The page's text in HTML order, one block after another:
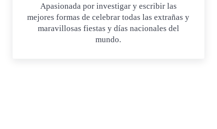
Apasionada por investigar y escribir las
mejores formas de celebrar todas las extrañas y
maravillosas fiestas y días nacionales del
mundo.